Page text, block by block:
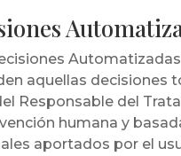
aquellas decisiones
Responsable del
humana y
aportados por el